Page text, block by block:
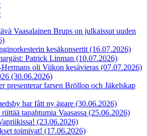
Vaasalainen Brups on julkaissut uuden
kesäkonsertit (16.07.2026)
Patrick Linman (10.07.2026)
oli Viikon kesävieras (07.07.2026)
(30.06.2026)
presenterar farsen Bröllop och Jäkelskap
har fått ny ägare (30.06.2026)
tapahtumia Vaasassa (25.06.2026)
(23.06.2026)
toimivat! (17.06.2026)